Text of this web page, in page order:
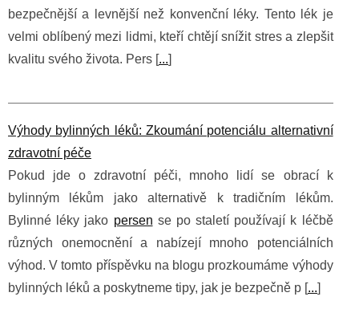
bezpečnější a levnější než konvenční léky. Tento lék je
velmi oblíbený mezi lidmi, kteří chtějí snížit stres a zlepšit
kvalitu svého života. Pers [...]
Výhody bylinných léků: Zkoumání potenciálu alternativní
zdravotní péče
Pokud jde o zdravotní péči, mnoho lidí se obrací k
bylinným lékům jako alternativě k tradičním lékům.
Bylinné léky jako persen se po staletí používají k léčbě
různých onemocnění a nabízejí mnoho potenciálních
výhod. V tomto příspěvku na blogu prozkoumáme výhody
bylinných léků a poskytneme tipy, jak je bezpečně p [...]